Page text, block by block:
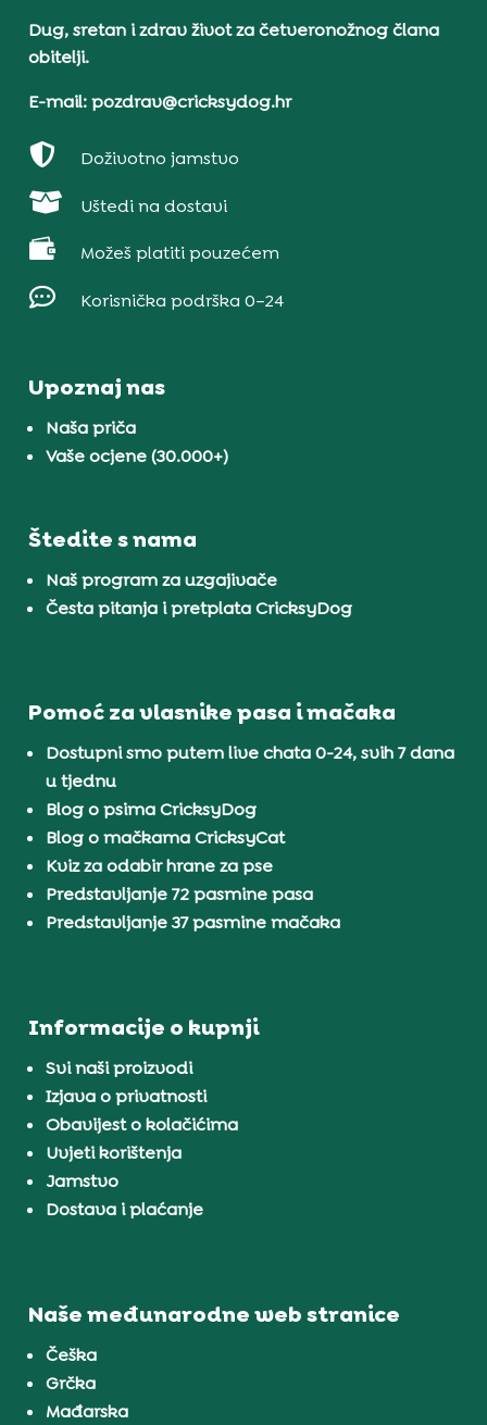
Dug, sretan i zdrav život za četveronožnog člana
obitelji.
E-mail: pozdrav@cricksydog.hr
 Doživotno jamstvo
 Uštedi na dostavi
 Možeš platiti pouzećem
 Korisnička podrška 0–24
Upoznaj nas
Naša priča
Vaše ocjene (30.000+)
Štedite s nama
Naš program za uzgajivače
Česta pitanja i pretplata CricksyDog
Pomoć za vlasnike pasa i mačaka
Dostupni smo putem live chata 0-24, svih 7 dana
u tjednu
Blog o psima CricksyDog
Blog o mačkama CricksyCat
Kviz za odabir hrane za pse
Predstavljanje 72 pasmine pasa
Predstavljanje 37 pasmine mačaka
Informacije o kupnji
Svi naši proizvodi
Izjava o privatnosti
Obavijest o kolačićima
Uvjeti korištenja
Jamstvo
Dostava i plaćanje
Naše međunarodne web stranice
Češka
Grčka
Mađarska